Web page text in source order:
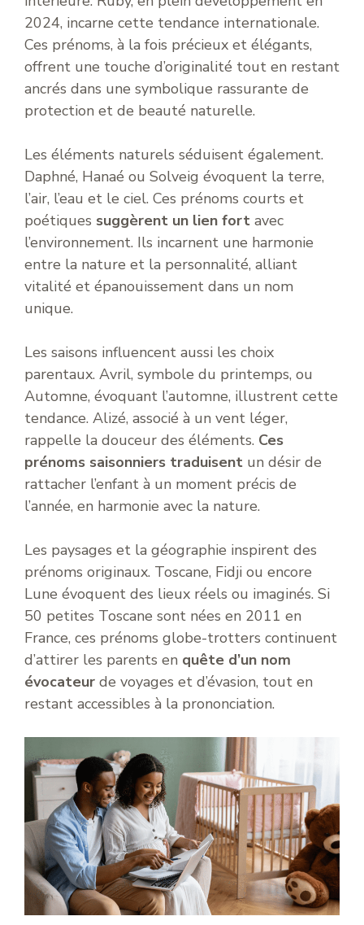
2024, incarne cette tendance internationale.
Ces prénoms, à la fois précieux et élégants,
offrent une touche d’originalité tout en restant
ancrés dans une symbolique rassurante de
protection et de beauté naturelle.
Les éléments naturels séduisent également.
Daphné, Hanaé ou Solveig évoquent la terre,
l’air, l’eau et le ciel. Ces prénoms courts et
poétiques suggèrent un lien fort avec
l’environnement. Ils incarnent une harmonie
entre la nature et la personnalité, alliant
vitalité et épanouissement dans un nom
unique.
Les saisons influencent aussi les choix
parentaux. Avril, symbole du printemps, ou
Automne, évoquant l’automne, illustrent cette
tendance. Alizé, associé à un vent léger,
rappelle la douceur des éléments. Ces
prénoms saisonniers traduisent un désir de
rattacher l’enfant à un moment précis de
l’année, en harmonie avec la nature.
Les paysages et la géographie inspirent des
prénoms originaux. Toscane, Fidji ou encore
Lune évoquent des lieux réels ou imaginés. Si
50 petites Toscane sont nées en 2011 en
France, ces prénoms globe-trotters continuent
d’attirer les parents en quête d’un nom
évocateur de voyages et d’évasion, tout en
restant accessibles à la prononciation.